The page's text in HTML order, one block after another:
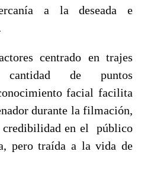
a la deseada e
centrado en trajes
de puntos
facial facilita
durante la filmación,
credibilidad en el público
pero traída a la vida de